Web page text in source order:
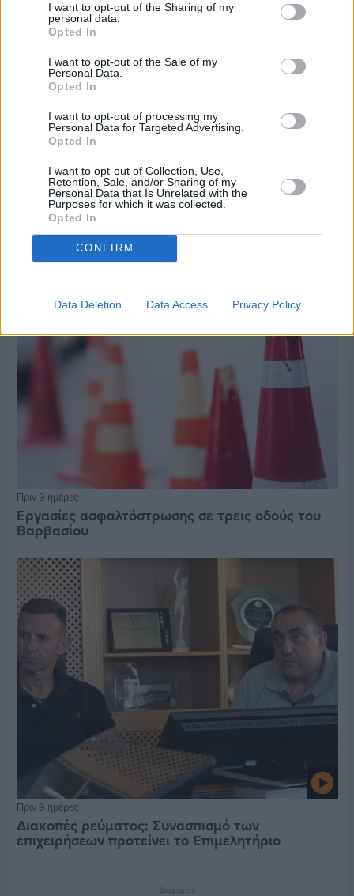
I want to opt-out of the Sharing of my
personal data.
Opted In
I want to opt-out of the Sale of my
Personal Data.
Opted In
I want to opt-out of processing my
Personal Data for Targeted Advertising.
Opted In
I want to opt-out of Collection, Use,
Retention, Sale, and/or Sharing of my
Personal Data that Is Unrelated with the
Purposes for which it was collected.
Opted In
CONFIRM
Data Deletion Data Access Privacy Policy
Πριν 9 ημέρες
Τρίτος στη σφαιροβολία στη διεθνή συνάντηση
Ελλάδας–Κύπρου Κ18 ο Δημήτρης Τέλλιος
Πριν 9 ημέρες
Εργασίες ασφαλτόστρωσης σε τρεις οδούς του
Βαρβασίου
Πριν 9 ημέρες
Διακοπές ρεύματος: Συνασπισμό των
επιχειρήσεων προτείνει το Επιμελητήριο
Διαφήμιση